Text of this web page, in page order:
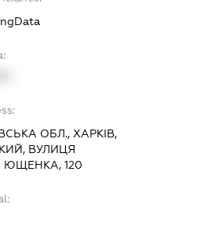
ОБЛ., ХАРКІВ,
ВУЛИЦЯ
ЮЩЕНКА, 120